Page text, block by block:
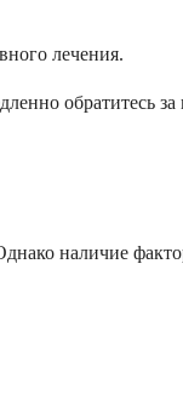
лечения.
обратитесь
наличие